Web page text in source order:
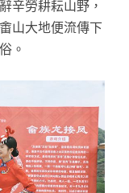
辛勞耕耘山野，
山大地便流傳下
。